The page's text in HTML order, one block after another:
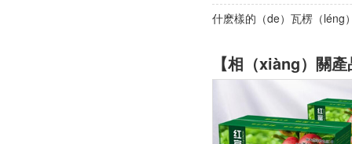
什麽樣的（de）瓦楞（léng
【相（xiàng）關